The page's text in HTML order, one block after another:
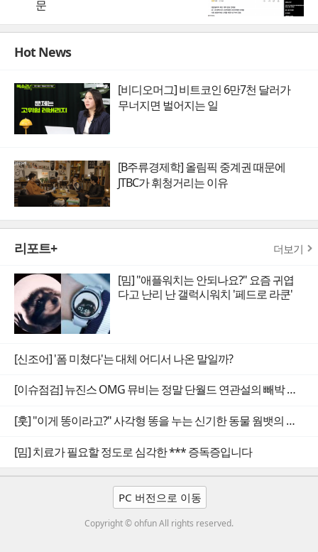
문
Hot News
[비디오머그] 비트코인 6만7천 달러가
무너지면 벌어지는 일
[B주류경제학] 올림픽 중계권 때문에
JTBC가 휘청거리는 이유
리포트+ 더보기
[밈] "애플워치는 안되나요?" 요즘 귀엽
다고 난리 난 갤럭시워치 '페드로 라쿤'
[신조어] '폼 미쳤다'는 대체 어디서 나온 말일까?
[이슈점검] 뉴진스 OMG 뮤비는 정말 단월드 연관설의 빼박 증거일까
[훗] "이게 똥이라고?" 사각형 똥을 누는 신기한 동물 웜뱃의 비밀
[밈] 치료가 필요할 정도로 심각한 *** 증독증입니다
PC 버전으로 이동
Copyright © ohfun All rights reserved.